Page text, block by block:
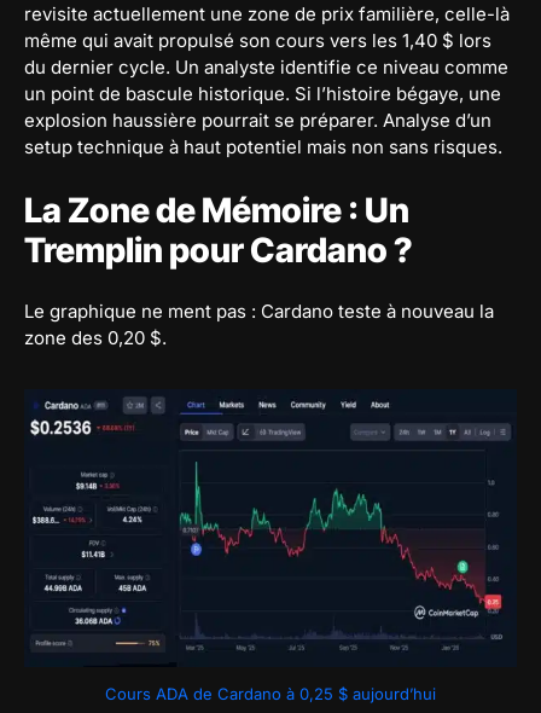
revisite actuellement une zone de prix familière, celle-là
même qui avait propulsé son cours vers les 1,40 $ lors
du dernier cycle. Un analyste identifie ce niveau comme
un point de bascule historique. Si l’histoire bégaye, une
explosion haussière pourrait se préparer. Analyse d’un
setup technique à haut potentiel mais non sans risques.
La Zone de Mémoire : Un
Tremplin pour Cardano ?
Le graphique ne ment pas : Cardano teste à nouveau la
zone des 0,20 $.
Cours ADA de Cardano à 0,25 $ aujourd’hui